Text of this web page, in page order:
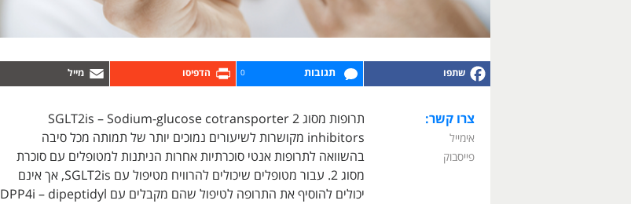
תגובות 0
צרו קשר:
אימייל
פייסבוק
תרופות מסוג SGLT2is – Sodium-glucose cotransporter 2
inhibitors מקושרות לשיעורים נמוכים יותר של תמותה מכל סיבה
בהשוואה לתרופות אנטי סוכרתיות אחרות הניתנות למטופלים עם סוכרת
מסוג 2. עבור מטופלים שיכולים להרוויח מטיפול עם SGLT2is, אך אינם
יכולים להוסיף את התרופה לטיפול שהם מקבלים עם DPP4i – dipeptidyl